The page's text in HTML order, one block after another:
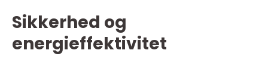
Sikkerhed og
energieffektivitet